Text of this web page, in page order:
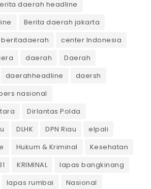
daerah headline
Berita daerah jakarta
beritadaerah
center Indonesia
daerah
Daerah
daerahheadline
daersh
nasional
Dirlantas Polda
DLHK DPN Riau
elpali
Hukum & Kriminal
Kesehatan
KRIMINAL
lapas bangkinang
lapas rumbai
Nasional